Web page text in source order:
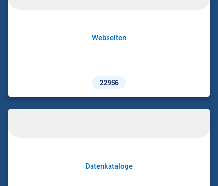
Webseiten
22956
Datenkataloge